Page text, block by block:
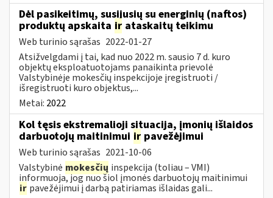
Dėl pasikeitimų, susijusių su energinių (naftos)
produktų apskaita ir ataskaitų teikimu
Web turinio sąrašas 2022-01-27
Atsižvelgdami į tai, kad nuo 2022 m. sausio 7 d. kuro
objektų eksploatuotojams panaikinta prievolė
Valstybinėje mokesčių inspekcijoje įregistruoti /
išregistruoti kuro objektus,...
Metai: 2022
Kol tęsis ekstremalioji situacija, įmonių išlaidos
darbuotojų maitinimui ir pavežėjimui
Web turinio sąrašas 2021-10-06
Valstybinė mokesčių inspekcija (toliau – VMI)
informuoja, jog nuo šiol įmonės darbuotojų maitinimui
ir pavežėjimui į darbą patiriamas išlaidas gali...